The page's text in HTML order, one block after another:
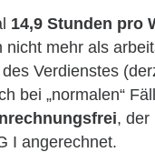
14,9 Stunden pro
nicht mehr als
des Verdienstes
bei „normalen“
, der
I angerechnet.